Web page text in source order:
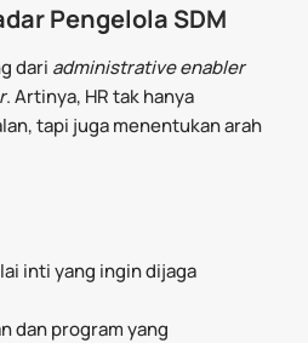
Pengelola SDM
dari administrative enabler
. Artinya, HR tak hanya
tapi juga menentukan arah
inti yang ingin dijaga
dan program yang